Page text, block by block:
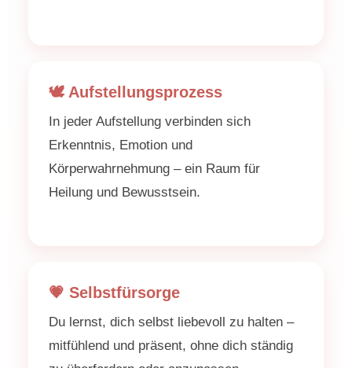
🕊️ Aufstellungsprozess
In jeder Aufstellung verbinden sich
Erkenntnis, Emotion und
Körperwahrnehmung – ein Raum für
Heilung und Bewusstsein.
💗 Selbstfürsorge
Du lernst, dich selbst liebevoll zu halten –
mitfühlend und präsent, ohne dich ständig